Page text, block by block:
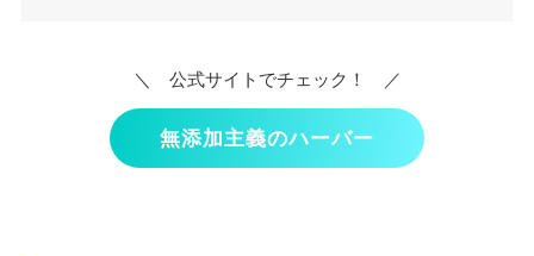
＼ 公式サイトでチェック！ ／
無添加主義のハーバー